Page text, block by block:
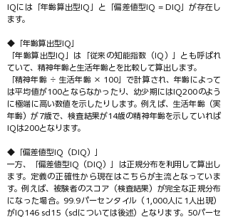
IQには「年齢算出型IQ」と「偏差値型IQ = DIQ」が存在し
ます。
◆「年齢算出型IQ」
「年齢算出型IQ」は「従来の知能指数（IQ）」とも呼ばれ
ていて、精神年齢と生活年齢とを比較して算出します。
「精神年齢 ÷ 生活年齢 × 100」で計算され、年齢によって
は平均値が100とならなかったり、幼少期にはIQ200のよう
に極端に高い数値を示したりします。例えば、生活年齢（実
年齢）が7歳で、検査結果が14歳の精神年齢を示していれば
IQは200となります。
◆「偏差値型IQ（DIQ）」
一方、「偏差値型IQ（DIQ）」は正規分布を利用して算出し
ます。定義の正確性から現在はこちらが主流となっていま
す。例えば、被験者のスコア（検査結果）が完全な正規分布
になった場合。99.9パーセンタイル（1,000人に1人出現）
がIQ146 sd15（sdについては後述）となります。50パーセ